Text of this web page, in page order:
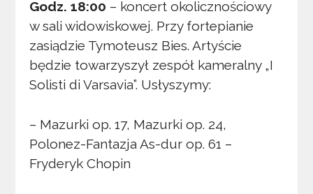
Godz. 18:00 – koncert okolicznościowy
w sali widowiskowej. Przy fortepianie
zasiądzie Tymoteusz Bies. Artyście
będzie towarzyszył zespół kameralny „I
Solisti di Varsavia”. Usłyszymy:
– Mazurki op. 17, Mazurki op. 24,
Polonez-Fantazja As-dur op. 61 –
Fryderyk Chopin